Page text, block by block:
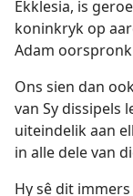
Ekklesia, is
koninkryk op
Adam
Ons sien dan
van Sy dissipels
uiteindelik aan
in alle dele van
Hy sê dit